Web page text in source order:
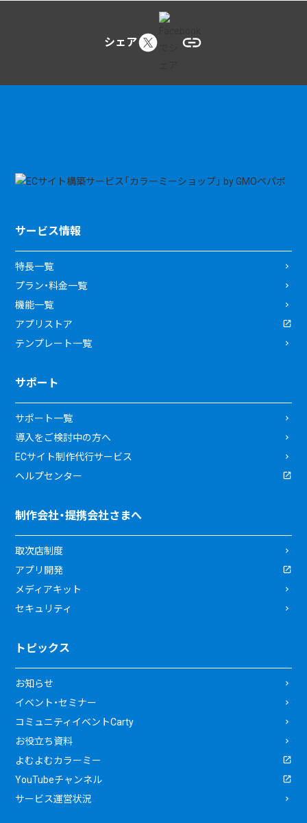
シェア
サービス情報
特長一覧
プラン・料金一覧
機能一覧
アプリストア
テンプレート一覧
サポート
サポート一覧
導入をご検討中の方へ
ECサイト制作代行サービス
ヘルプセンター
制作会社・提携会社さまへ
取次店制度
アプリ開発
メディアキット
セキュリティ
トピックス
お知らせ
イベント・セミナー
コミュニティイベントCarty
お役立ち資料
よむよむカラーミー
YouTubeチャンネル
サービス運営状況